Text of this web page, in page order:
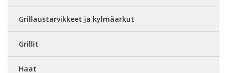
Grillaustarvikkeet ja kylmäarkut
Grillit
Haat